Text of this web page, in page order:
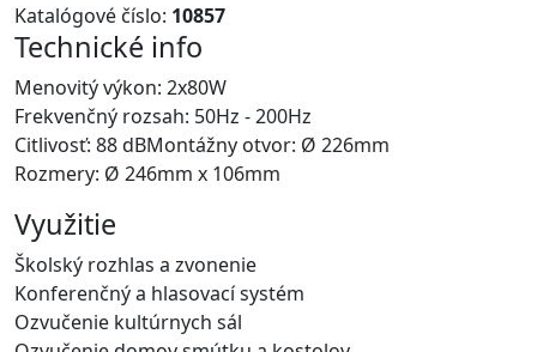
Katalógové číslo: 10857
Technické info
Menovitý výkon: 2x80W
Frekvenčný rozsah: 50Hz - 200Hz
Citlivosť: 88 dBMontážny otvor: Ø 226mm
Rozmery: Ø 246mm x 106mm
Využitie
Školský rozhlas a zvonenie
Konferenčný a hlasovací systém
Ozvučenie kultúrnych sál